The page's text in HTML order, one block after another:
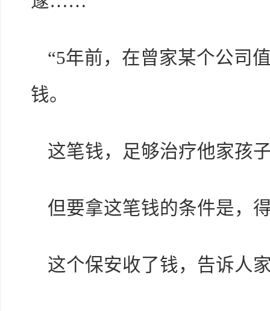
“5年前，在曾家某个公司
钱。
这笔钱，足够治疗他家孩
但要拿这笔钱的条件是，
这个保安收了钱，告诉人